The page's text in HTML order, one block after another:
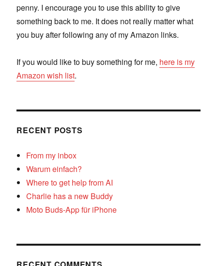
penny. I encourage you to use this ability to give
something back to me. It does not really matter what
you buy after following any of my Amazon links.
If you would like to buy something for me, here is my
Amazon wish list.
RECENT POSTS
From my inbox
Warum einfach?
Where to get help from AI
Charlie has a new Buddy
Moto Buds-App für iPhone